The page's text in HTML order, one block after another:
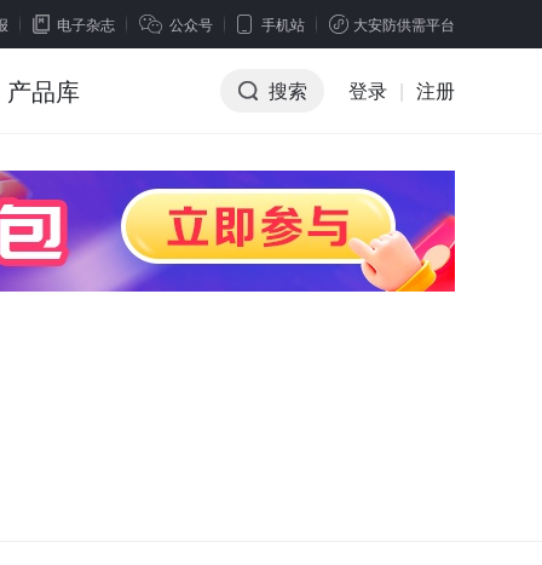
电子杂志 公众号 手机站 大安防供需平台
产品库 搜索 登录 | 注册